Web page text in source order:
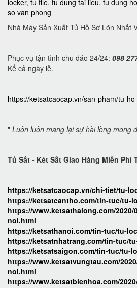
locker, tu file, tu dung tai lieu, tu dung
so van phong
Nhà Máy Sản Xuất Tủ Hồ Sơ Lớn Nhất
Phục vụ tận tình chu đáo 24/24: 098
Kể cả ngày lễ.
https://ketsatcaocap.vn/san-pham/tu-
" Luôn luôn mang lại sự hài lòng mong
Tủ Sắt - Két Sắt Giao Hàng Miễn Phí
https://ketsatcaocap.vn/chi-tiet/tu-
https://ketsatcantho.com/tin-tuc/tu-
https://www.ketsathalong.com/
noi.html
https://ketsathanoi.com/tin-tuc/tu-
https://ketsatnhatrang.com/tin-tuc/
https://ketsatsaigon.com/tin-tuc/tu-
https://www.ketsatvungtau.com/
noi.html
https://www.ketsatbienhoa.com/